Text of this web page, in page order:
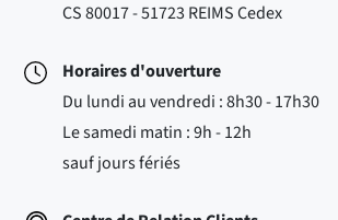
CS 80017 - 51723 REIMS Cedex
Horaires d'ouverture
Du lundi au vendredi : 8h30 - 17h30
Le samedi matin : 9h - 12h
sauf jours fériés